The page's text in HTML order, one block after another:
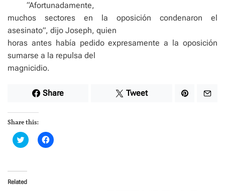
“Afortunadamente,
muchos sectores en la oposición condenaron el
asesinato”, dijo Joseph, quien
horas antes había pedido expresamente a la oposición
sumarse a la repulsa del
magnicidio.
Share Tweet
Share this:
C
l
t
o
s
C
l
Related